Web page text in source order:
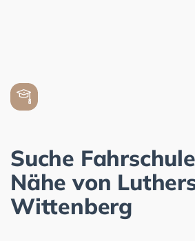
Suche
Nähe von
Wittenberg